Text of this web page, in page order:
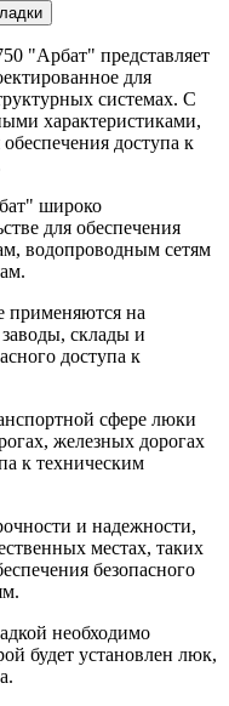
"Арбат" представляет
для
системах. С
характеристиками,
доступа к
широко
для обеспечения
водопроводным сетям
на
склады и
доступа к
сфере люки
железных дорогах
к техническим
и надежности,
местах, таких
безопасного
необходимо
будет установлен люк,